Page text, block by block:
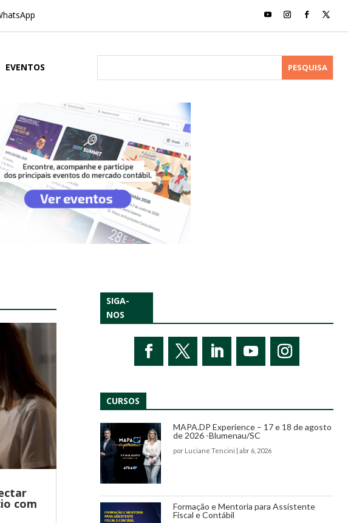
EVENTOS
com
SIGA-
NOS
CURSOS
MAPA.DP Experience – 17 e 18 de agosto
de 2026 -Blumenau/SC
por Luciane Tencini | abr 6, 2026
Formação e Mentoria para Assistente
Fiscal e Contábil